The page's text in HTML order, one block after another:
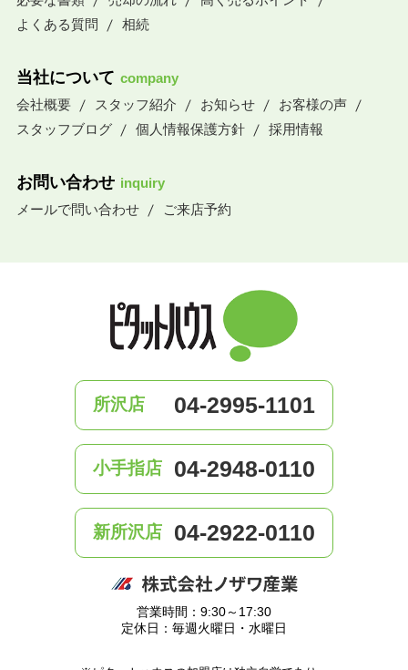
よくある質問
相続
当社について company
会社概要
スタッフ紹介 お知らせ
お客様の声
スタッフブログ
個人情報保護方針 採用情報
お問い合わせ inquiry
メールで問い合わせ
ご来店予約
所沢店 04-2995-1101
小手指店 04-2948-0110
新所沢店 04-2922-0110
営業時間：9:30～17:30
定休日：毎週火曜日・水曜日